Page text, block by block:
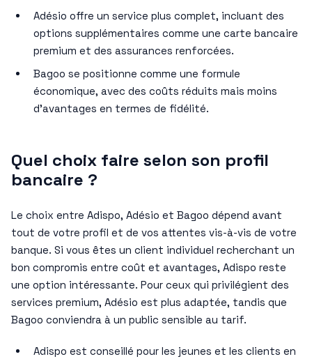
Adésio offre un service plus complet, incluant des
options supplémentaires comme une carte bancaire
premium et des assurances renforcées.
Bagoo se positionne comme une formule
économique, avec des coûts réduits mais moins
d’avantages en termes de fidélité.
Quel choix faire selon son profil
bancaire ?
Le choix entre Adispo, Adésio et Bagoo dépend avant
tout de votre profil et de vos attentes vis-à-vis de votre
banque. Si vous êtes un client individuel recherchant un
bon compromis entre coût et avantages, Adispo reste
une option intéressante. Pour ceux qui privilégient des
services premium, Adésio est plus adaptée, tandis que
Bagoo conviendra à un public sensible au tarif.
Adispo est conseillé pour les jeunes et les clients en